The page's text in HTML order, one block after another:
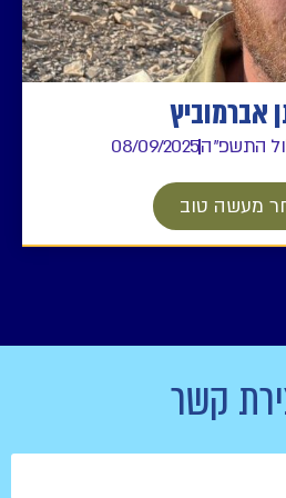
אברמוביץ
התשפ"ה08/09/2025
מעשה טוב
קשר